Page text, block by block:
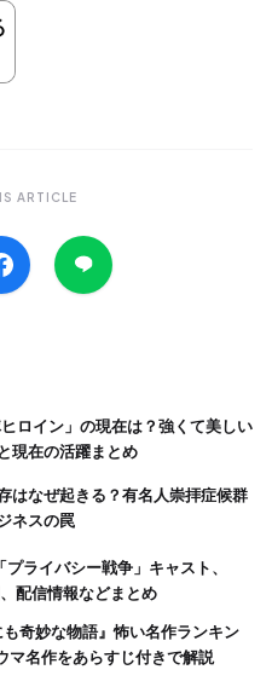
ARTICLE
現在の活躍まとめ
ネスの罠
配信情報などまとめ
マ名作をあらすじ付きで解説